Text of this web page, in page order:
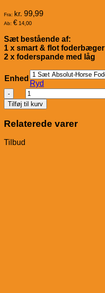
Fra: kr. 99,99
Ab: € 14,00
Sæt bestående af:
1 x smart & flot foderbæger
2 x foderspande med låg
Enhed
Ryd
H
sæt
med
2
m/låg
Tilføj til kurv
Relaterede varer
Tilbud